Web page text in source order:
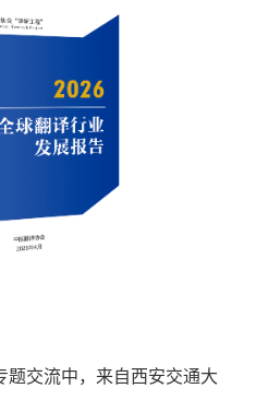
题交流中，来自西安交通大